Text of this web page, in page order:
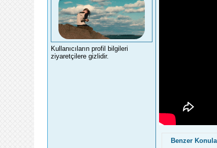
Kullanıcıların profil bilgileri
ziyaretçilere gizlidir.
Benzer